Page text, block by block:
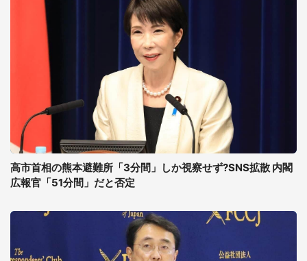
高市首相の熊本避難所「3分間」しか視察せず?SNS拡散 内閣
広報官「51分間」だと否定